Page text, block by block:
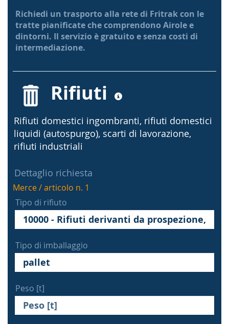
Richiedi un trasporto alla rete di Fritrak con le
tratte pianificate che comprendono Airole e
dintorni. Il servizio è gratuito e senza costi di
intermediazione.
Rifiuti
Rifiuti domestici ingombranti, rifiuti domestici
liquidi (autospurgo), scarti di lavorazione,
rifiuti industriali
Dettaglio richiesta
Merce / articolo n. 1
Tipo di rifiuto
Tipo di imballaggio
Peso [t]